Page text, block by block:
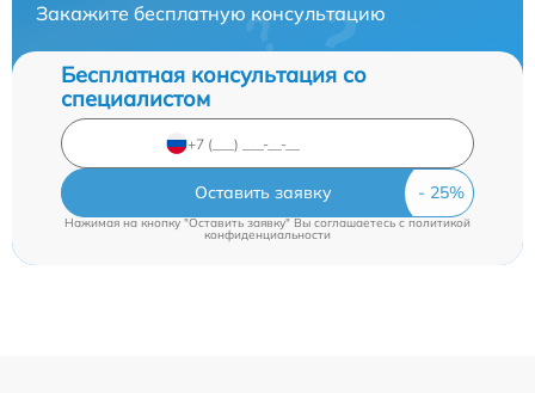
Закажите бесплатную консультацию
Бесплатная консультация со
специалистом
Оставить заявку
Нажимая на кнопку "Оставить заявку" Вы соглашаетесь cполитикой
конфиденциальности